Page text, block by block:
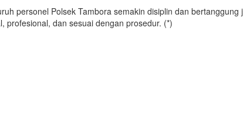
personel Polsek Tambora semakin disiplin dan
profesional, dan sesuai dengan prosedur. (*)